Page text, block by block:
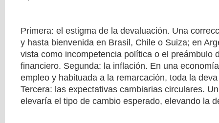
Primera: el estigma de la devaluación. Una
y hasta bienvenida en Brasil, Chile o Suiza; en
vista como incompetencia política o el preámbulo
financiero. Segunda: la inflación. En una
empleo y habituada a la remarcación, toda la
Tercera: las expectativas cambiarias circulares.
elevaría el tipo de cambio esperado, elevando la